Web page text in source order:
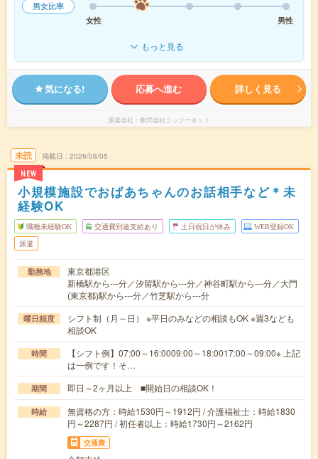
男女比率
女性
男性
もっと見る
気になる! 応募へ進む 詳しく見る
派遣会社 株式会社ニッソーネット
未読
NEW
掲載日 2026/08/05
小規模施設でおばあちゃんのお話相手など＊未
経験OK
職種未経験OK 交通費別途支給あり 土日祝日が休み WEB登録OK
派遣
勤務地
東京都港区
新橋駅から---分／汐留駅から---分／神谷町駅から---分／大門
(東京都)駅から---分／竹芝駅から---分
曜日頻度
シフト制（月～日） ※平日のみなどの相談もOK ※週3なども
相談OK
時間
【シフト例】07:00～16:0009:00～18:0017:00～09:00※ 上記
は一例です！そ…
期間 即日～2ヶ月以上 ■開始日の相談OK！
時給
無資格の方：時給1530円～1912円 / 介護福祉士：時給1830
円～2287円 / 初任者以上：時給1730円～2162円
交通費